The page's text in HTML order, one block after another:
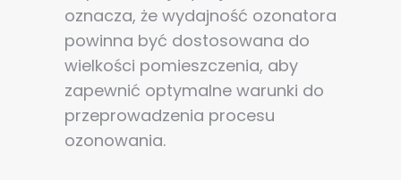
oznacza, że wydajność ozonatora
powinna być dostosowana do
wielkości pomieszczenia, aby
zapewnić optymalne warunki do
przeprowadzenia procesu
ozonowania.